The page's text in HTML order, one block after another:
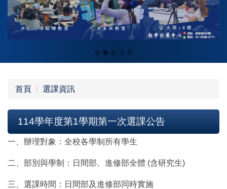
首頁 選課資訊
114學年度第1學期第一次選課公告
一、辦理對象：全校各學制所有學生
二、部別與學制：日間部、進修部全體 (含研究生)
三、選課時間：日間部及進修部同時實施